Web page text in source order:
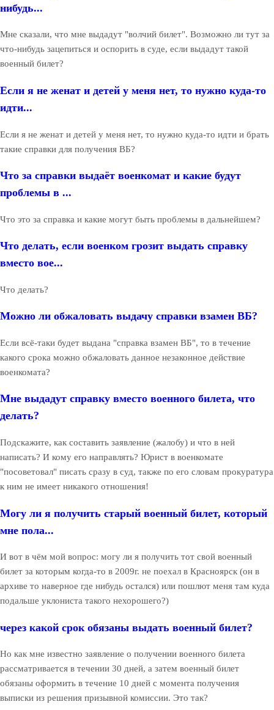
нибудь...
Мне сказали, что мне выдадут "волчий билет". Возможно ли тут за
что-нибудь зацепиться и оспорить в суде, если выдадут такой
военный билет?
Если я не женат и детей у меня нет, то нужно куда-то
идти...
Если я не женат и детей у меня нет, то нужно куда-то идти и брать
такие справки для получения ВБ?
Что за справки выдаёт военкомат и какие будут
проблемы в ...
Что это за справка и какие могут быть проблемы в дальнейшем?
Что делать, если военком грозит выдать справку
вместо вое...
Что делать?
Можно ли обжаловать выдачу справки взамен ВБ?
Если всё-таки будет выдана "справка взамен ВБ", то в течение
какого срока можно обжаловать данное незаконное действие
военкомата?
Мне выдадут справку вместо военного билета, что
делать?
Подскажите, как составить заявление (жалобу) и что в ней
написать? И кому его направлять? Юрист в военкомате
"посоветовал" писать сразу в суд, также по его словам прокуратура
к ним не имеет никакого отношения!
Могу ли я получить старый военный билет, который
мне пола...
И вот в чём мой вопрос: могу ли я получить тот свой военный
билет за которым когда-то в 2009г. не поехал в Красноярск (он в
архиве то наверное где нибудь остался) или пошлют меня там куда
подальше уклониста такого нехорошего?)
через какой срок обязаны выдать военный билет?
Но как мне известно заявление о получении военного билета
рассматривается в течении 30 дней, а затем военный билет
обязаны оформить в течение 10 дней с момента получения
выписки из решения призывной комиссии. Это так?